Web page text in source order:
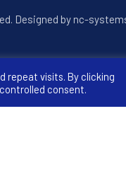
Designed by nc-
repeat visits. By clicking
consent.